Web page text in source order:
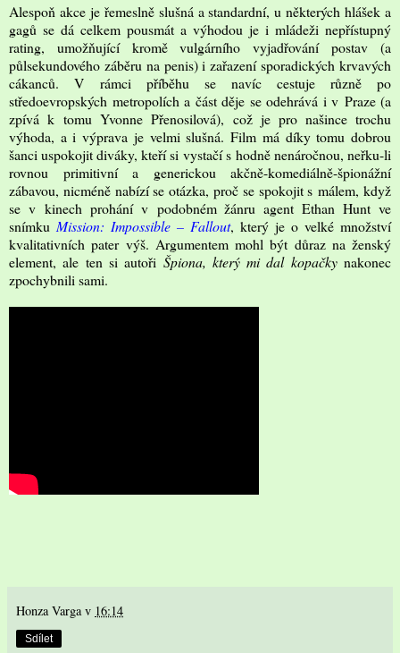
Alespoň akce je řemeslně slušná a standardní, u některých hlášek a
gagů se dá celkem pousmát a výhodou je i mládeži nepřístupný
rating, umožňující kromě vulgárního vyjadřování postav (a
půlsekundového záběru na penis) i zařazení sporadických krvavých
cákanců. V rámci příběhu se navíc cestuje různě po
středoevropských metropolích a část děje se odehrává i v Praze (a
zpívá k tomu Yvonne Přenosilová), což je pro našince trochu
výhoda, a i výprava je velmi slušná. Film má díky tomu dobrou
šanci uspokojit diváky, kteří si vystačí s hodně nenáročnou, neřku-li
rovnou primitivní a generickou akčně-komediálně-špionážní
zábavou, nicméně nabízí se otázka, proč se spokojit s málem, když
se v kinech prohání v podobném žánru agent Ethan Hunt ve
snímku Mission: Impossible – Fallout, který je o velké množství
kvalitativních pater výš. Argumentem mohl být důraz na ženský
element, ale ten si autoři Špiona, který mi dal kopačkynakonec
zpochybnili sami.
Honza Varga v 16:14
Sdílet